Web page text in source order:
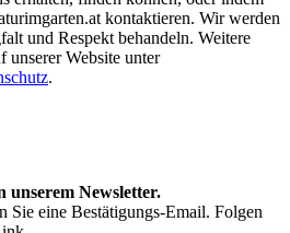
kontaktieren. Wir werden
und Respekt behandeln. Weitere
unserer Website unter
.
unserem Newsletter.
Sie eine Bestätigungs-Email. Folgen